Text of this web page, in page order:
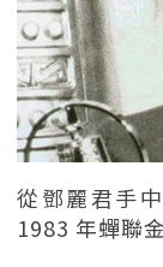
從鄧麗君手
1983 年蟬聯